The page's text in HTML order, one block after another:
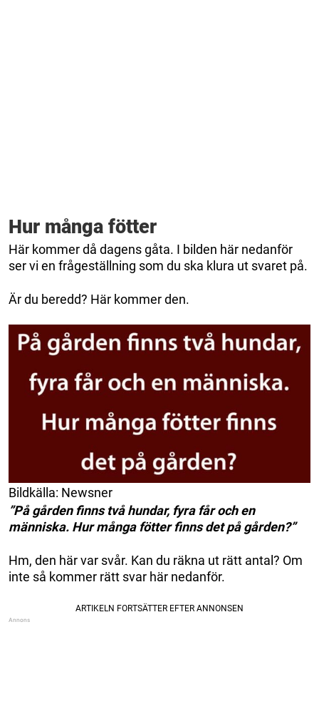
Hur många fötter
Här kommer då dagens gåta. I bilden här nedanför
ser vi en frågeställning som du ska klura ut svaret på.
Är du beredd? Här kommer den.
Bildkälla: Newsner
”På gården finns två hundar, fyra får och en
människa. Hur många fötter finns det på gården?”
Hm, den här var svår. Kan du räkna ut rätt antal? Om
inte så kommer rätt svar här nedanför.